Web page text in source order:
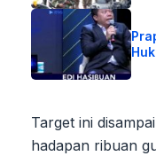
Target ini
hadapan ribuan